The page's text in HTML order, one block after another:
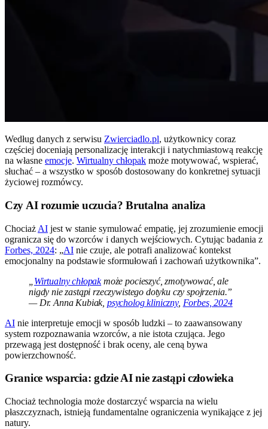
Według danych z serwisu Zwierciadlo.pl, użytkownicy coraz
częściej doceniają personalizację interakcji i natychmiastową reakcję
na własne emocje. Wirtualny chłopak może motywować, wspierać,
słuchać – a wszystko w sposób dostosowany do konkretnej sytuacji
życiowej rozmówcy.
Czy AI rozumie uczucia? Brutalna analiza
Chociaż AI jest w stanie symulować empatię, jej zrozumienie emocji
ogranicza się do wzorców i danych wejściowych. Cytując badania z
Forbes, 2024: „AI nie czuje, ale potrafi analizować kontekst
emocjonalny na podstawie sformułowań i zachowań użytkownika”.
Wirtualny chłopakmoże pocieszyć, zmotywować, ale
nigdy nie zastąpi rzeczywistego dotyku czy spojrzenia.”
— Dr. Anna Kubiak, psycholog kliniczny, Forbes, 2024
AI nie interpretuje emocji w sposób ludzki – to zaawansowany
system rozpoznawania wzorców, a nie istota czująca. Jego
przewagą jest dostępność i brak oceny, ale ceną bywa
powierzchowność.
Granice wsparcia: gdzie AI nie zastąpi człowieka
Chociaż technologia może dostarczyć wsparcia na wielu
płaszczyznach, istnieją fundamentalne ograniczenia wynikające z jej
natury.